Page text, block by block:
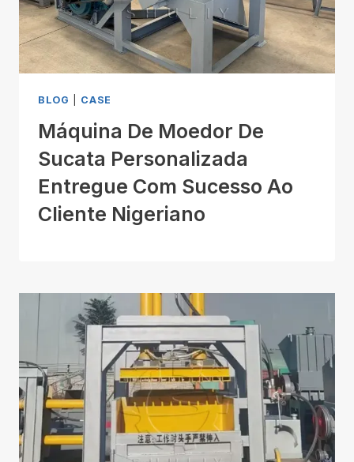
BLOG CASE
Máquina De Moedor De
Sucata Personalizada
Entregue Com Sucesso Ao
Cliente Nigeriano